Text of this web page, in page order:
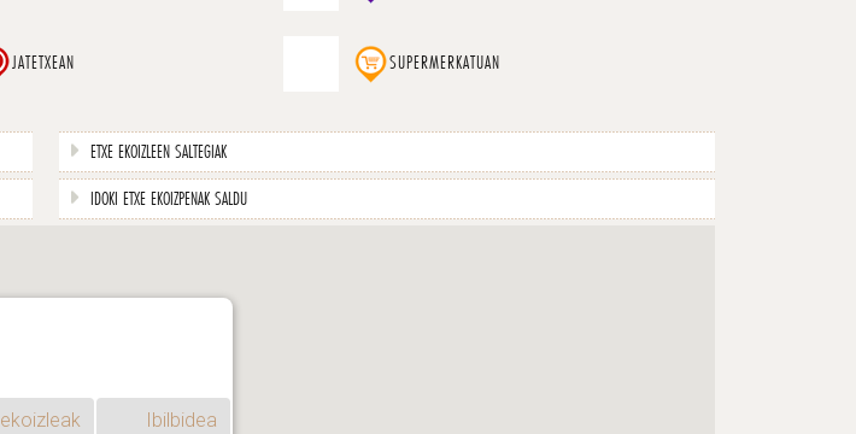
JATETXEAN SUPERMERKATUAN
ETXE EKOIZLEEN SALTEGIAK
IDOKI ETXE EKOIZPENAK SALDU
ekoizleak Ibilbidea